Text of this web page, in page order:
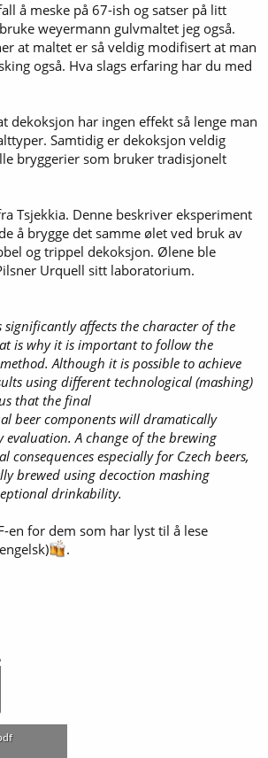
å meske på 67-ish og satser på litt
weyermann gulvmaltet jeg også.
at maltet er så veldig modifisert at man
også. Hva slags erfaring har du med
dekoksjon har ingen effekt så lenge man
Samtidig er dekoksjon veldig
bryggerier som bruker tradisjonelt
Tsjekkia. Denne beskriver eksperiment
å brygge det samme ølet ved bruk av
og trippel dekoksjon. Ølene ble
Urquell sitt laboratorium.
significantly affects the character of the
is why it is important to follow the
Although it is possible to achieve
using different technological (mashing)
that the final
beer components will dramatically
evaluation. A change of the brewing
consequences especially for Czech beers,
brewed using decoction mashing
drinkability.
en for dem som har lyst til å lese
.